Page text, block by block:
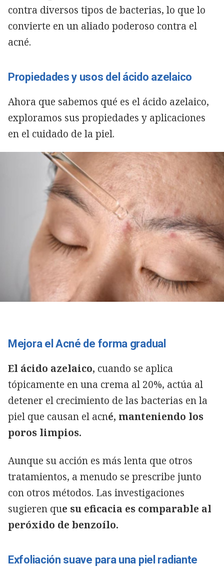
contra diversos tipos de bacterias, lo que lo
convierte en un aliado poderoso contra el
acné.
Propiedades y usos del ácido azelaico
Ahora que sabemos qué es el ácido azelaico,
exploramos sus propiedades y aplicaciones
en el cuidado de la piel.
Mejora el Acné de forma gradual
El ácido azelaico, cuando se aplica
tópicamente en una crema al 20%, actúa al
detener el crecimiento de las bacterias en la
piel que causan el acné, manteniendo los
poros limpios.
Aunque su acción es más lenta que otros
tratamientos, a menudo se prescribe junto
con otros métodos. Las investigaciones
sugieren que su eficacia es comparable al
peróxido de benzoílo.
Exfoliación suave para una piel radiante